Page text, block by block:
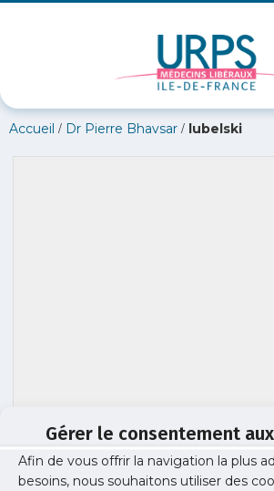
Gérer le consentement
Afin de vous offrir la navigation la plus
besoins, nous souhaitons utiliser des
Accueil / Dr Pierre Bhavsar / lubelski
lubelski